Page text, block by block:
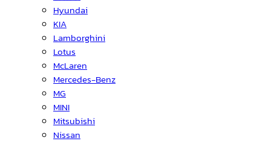
Hyundai
KIA
Lamborghini
Lotus
McLaren
Mercedes-Benz
MG
MINI
Mitsubishi
Nissan